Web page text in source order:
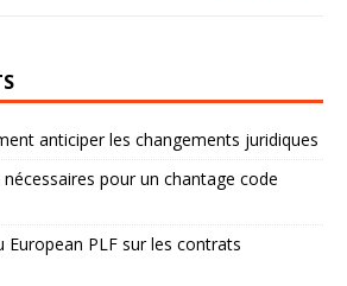
anticiper les changements juridiques
pour un chantage code
European PLF sur les contrats